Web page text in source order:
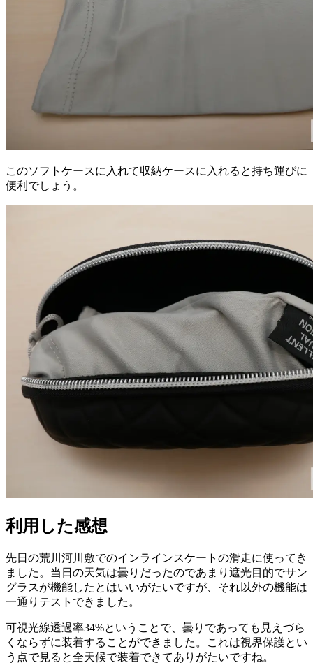
このソフトケースに入れて収納ケースに入れると持ち運びに
便利でしょう。
利用した感想
先日の荒川河川敷でのインラインスケートの滑走に使ってき
ました。当日の天気は曇りだったのであまり遮光目的でサン
グラスが機能したとはいいがたいですが、それ以外の機能は
一通りテストできました。
可視光線透過率34%ということで、曇りであっても見えづら
くならずに装着することができました。これは視界保護とい
う点で見ると全天候で装着できてありがたいですね。